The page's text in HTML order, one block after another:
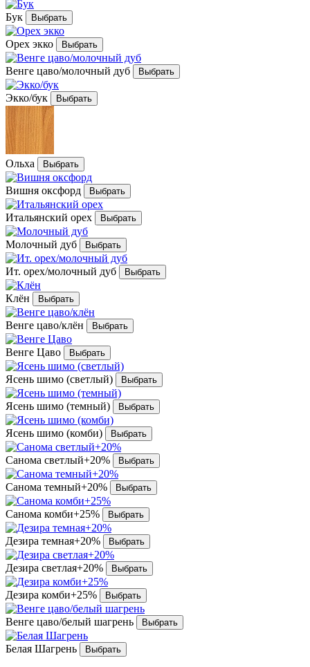
Бук
Орех экко
Венге цаво/молочный дуб
Экко/бук
Ольха
Вишня оксфорд
Итальянский орех
Молочный дуб
Ит. орех/молочный дуб
Клён
Венге цаво/клён
Венге Цаво
Ясень шимо (светлый)
Ясень шимо (темный)
Ясень шимо (комби)
Санома светлый+20%
Санома темный+20%
Санома комби+25%
Дезира темная+20%
Дезира светлая+20%
Дезира комби+25%
Венге цаво/белый шагрень
Белая Шагрень